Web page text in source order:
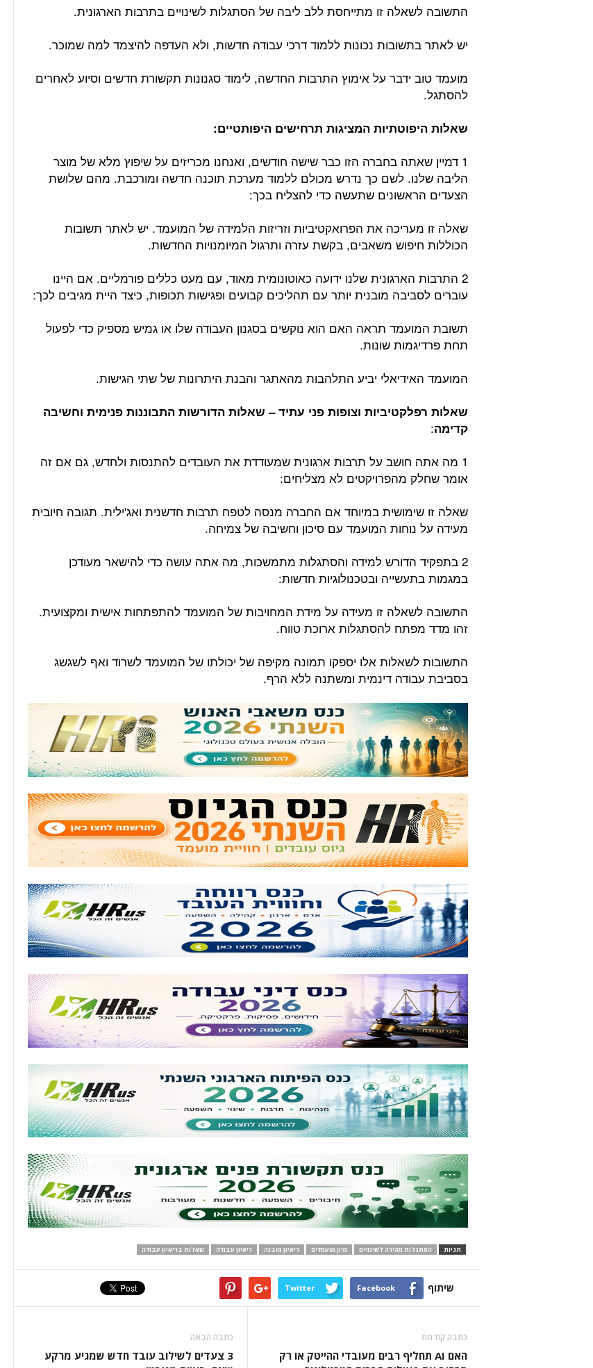
התשובה לשאלה זו מתייחסת ללב ליבה של הסתגלות לשינויים בתרבות הארגונית.
יש לאתר בתשובות נכונות ללמוד דרכי עבודה חדשות, ולא העדפה להיצמד למה שמוכר.
מועמד טוב ידבר על אימוץ התרבות החדשה, לימוד סגנונות תקשורת חדשים וסיוע לאחרים
להסתגל.
שאלות היפוטתיות המציגות תרחישים היפותטיים:
1 דמיין שאתה בחברה הזו כבר שישה חודשים, ואנחנו מכריזים על שיפוץ מלא של מוצר
הליבה שלנו. לשם כך נדרש מכולם ללמוד מערכת תוכנה חדשה ומורכבת. מהם שלושת
הצעדים הראשונים שתעשה כדי להצליח בכך:
שאלה זו מעריכה את הפרואקטיביות וזריזות הלמידה של המועמד. יש לאתר תשובות
הכוללות חיפוש משאבים, בקשת עזרה ותרגול המיומנויות החדשות.
2 התרבות הארגונית שלנו ידועה כאוטונומית מאוד, עם מעט כללים פורמליים. אם היינו
עוברים לסביבה מובנית יותר עם תהליכים קבועים ופגישות תכופות, כיצד היית מגיבים לכך:
תשובת המועמד תראה האם הוא נוקשים בסגנון העבודה שלו או גמיש מספיק כדי לפעול
תחת פרדיגמות שונות.
המועמד האידיאלי יביע התלהבות מהאתגר והבנת היתרונות של שתי הגישות.
שאלות רפלקטיביות וצופות פני עתיד – שאלות הדורשות התבוננות פנימית וחשיבה
קדימה:
1 מה אתה חושב על תרבות ארגונית שמעודדת את העובדים להתנסות ולחדש, גם אם זה
אומר שחלק מהפרויקטים לא מצליחים:
שאלה זו שימושית במיוחד אם החברה מנסה לטפח תרבות חדשנית ואג'ילית. תגובה חיובית
מעידה על נוחות המועמד עם סיכון וחשיבה של צמיחה.
2 בתפקיד הדורש למידה והסתגלות מתמשכות, מה אתה עושה כדי להישאר מעודכן
במגמות בתעשייה ובטכנולוגיות חדשות:
התשובה לשאלה זו מעידה על מידת המחויבות של המועמד להתפתחות אישית ומקצועית.
זהו מדד מפתח להסתגלות ארוכת טווח.
התשובות לשאלות אלו יספקו תמונה מקיפה של יכולתו של המועמד לשרוד ואף לשגשג
בסביבת עבודה דינמית ומשתנה ללא הרף.
תגיות הסתגלות מהירה לשינויים מיון מועמדים ריאיון מובנה ריאיון עבודה שאלות בריאיון עבודה
שיתוף Facebook
Twitter
כתבה קודמת
האם AI תחליף רבים מעובדי ההייטק או רק
כתבה הבאה
3 צעדים לשילוב עובד חדש שמגיע מרקע